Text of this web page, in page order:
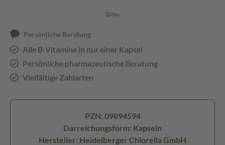
Persönliche Beratung
Alle B-Vitamine in nur einer Kapsel
Persönliche pharmazeutische Beratung
Vielfältige Zahlarten
PZN: 09894594
Darreichungsform: Kapseln
Hersteller: Heidelberger Chlorella GmbH